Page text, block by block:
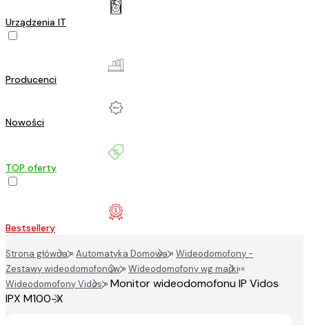
Urządzenia IT
Producenci
Nowości
TOP oferty
Bestsellery
Strona główna»Automatyka Domowa»Wideodomofony -
Zestawy wideodomofonów»Wideodomofony wg marki»
Wideodomofony Vidos»Monitor wideodomofonu IP Vidos
IPX M100-X